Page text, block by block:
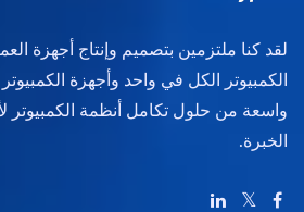
لقد كنا ملتزمين بتصميم وإنتاج أجهزة
الكمبيوتر الكل في واحد وأجهزة
الخبرة.